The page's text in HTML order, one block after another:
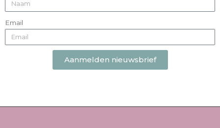
Email
Aanmelden nieuwsbrief